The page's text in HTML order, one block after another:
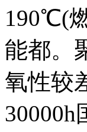
190℃(
能都。
氧性较
30000h